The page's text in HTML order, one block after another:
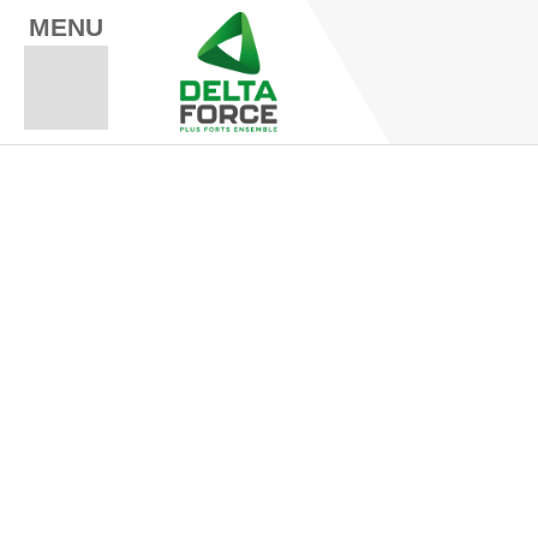
MENU